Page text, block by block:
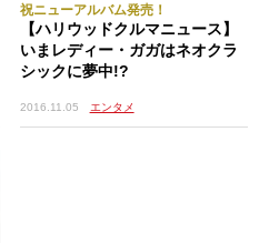
祝ニューアルバム発売！
【ハリウッドクルマニュース】
いまレディー・ガガはネオクラ
シックに夢中!?
2016.11.05 エンタメ